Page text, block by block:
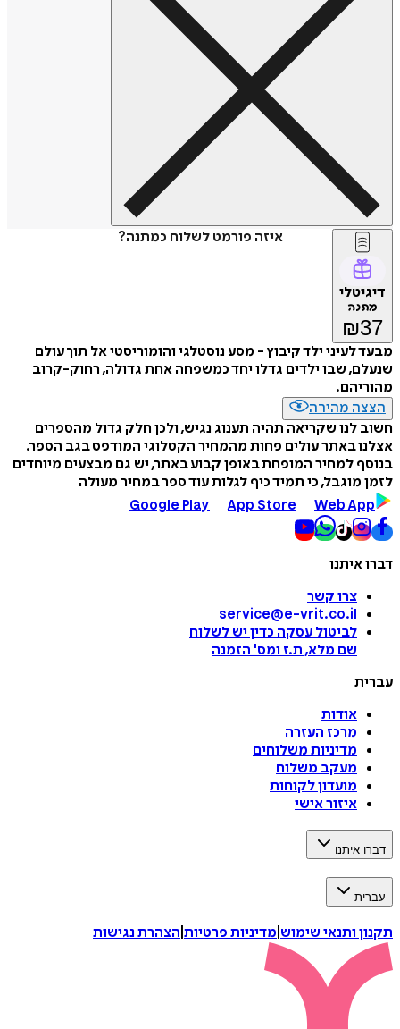
איזה פורמט לשלוח כמתנה?
דיגיטלי
מתנה
₪37
מבעד לעיני ילד קיבוץ - מסע נוסטלגי והומוריסטי אל תוך עולם
שנעלם, שבו ילדים גדלו יחד כמשפחה אחת גדולה, רחוק-קרוב
מהוריהם.
הצצה מהירה
חשוב לנו שקריאה תהיה תענוג נגיש, ולכן חלק גדול מהספרים
אצלנו באתר עולים פחות מהמחיר הקטלוגי המודפס בגב הספר.
בנוסף למחיר המופחת באופן קבוע באתר, יש גם מבצעים מיוחדים
לזמן מוגבל, כי תמיד כיף לגלות עוד ספר במחיר מעולה
Google Play
App Store Web App
דברו איתנו
צרו קשר
service@e-vrit.co.il
לביטול עסקה כדין יש לשלוח
שם מלא, ת.ז ומס' הזמנה
עברית
אודות
מרכז העזרה
מדיניות משלוחים
מעקב משלוח
מועדון לקוחות
איזור אישי
דברו איתנו
עברית
תקנון ותנאי שימוש מדיניות פרטיות הצהרת נגישות